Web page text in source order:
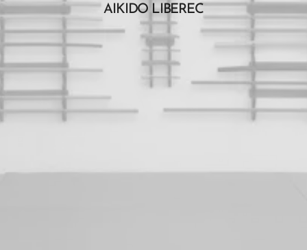
AIKIDO LIBEREC